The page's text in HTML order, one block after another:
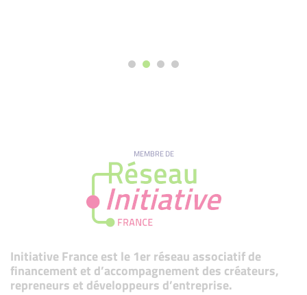
MEMBRE DE
Initiative France est le 1er réseau associatif de
financement et d’accompagnement des créateurs,
repreneurs et développeurs d’entreprise.